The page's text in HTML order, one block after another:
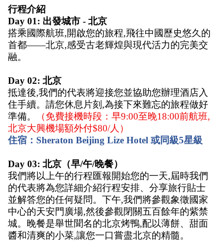
行程介紹
Day 01: 出發城市 - 北京
搭乘國際航班,開啟您的旅程,飛往中國歷史悠久的
首都——北京,感受古老輝煌與現代活力的完美交
融。
Day 02: 北京
抵達後,我們的代表將迎接您並協助您辦理酒店入
住手續。請您休息片刻,為接下來難忘的旅程做好
準備。
（免費接機時段：早9:00至晚18:00前航班,
北京大興機場額外付$80/人）
住宿：Sheraton Beijing Lize Hotel 或同級5星級
Day 03: 北京（早/午/晚餐）
我們將以上午的行程匯報開始您的一天,屆時我們
的代表將為您詳細介紹行程安排、分享旅行貼士
並解答您的任何疑問。下午,我們將參觀象徵國家
中心的天安門廣場,然後參觀閉關五百餘年的紫禁
城。晚餐是舉世聞名的北京烤鴨,配以薄餅、甜面
醬和清爽的小菜,讓您一口嘗盡北京的精髓。